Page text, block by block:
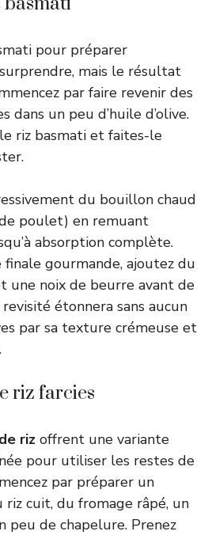
pour préparer
mais le résultat
par faire revenir des
dans un peu d’huile d’olive.
riz basmati et faites-le
du bouillon chaud
poulet) en remuant
absorption complète.
gourmande, ajoutez du
une noix de beurre avant de
étonnera sans aucun
par sa texture crémeuse et
riz farcies
riz offrent une variante
pour utiliser les restes de
par préparer un
riz cuit, du fromage râpé, un
peu de chapelure. Prenez